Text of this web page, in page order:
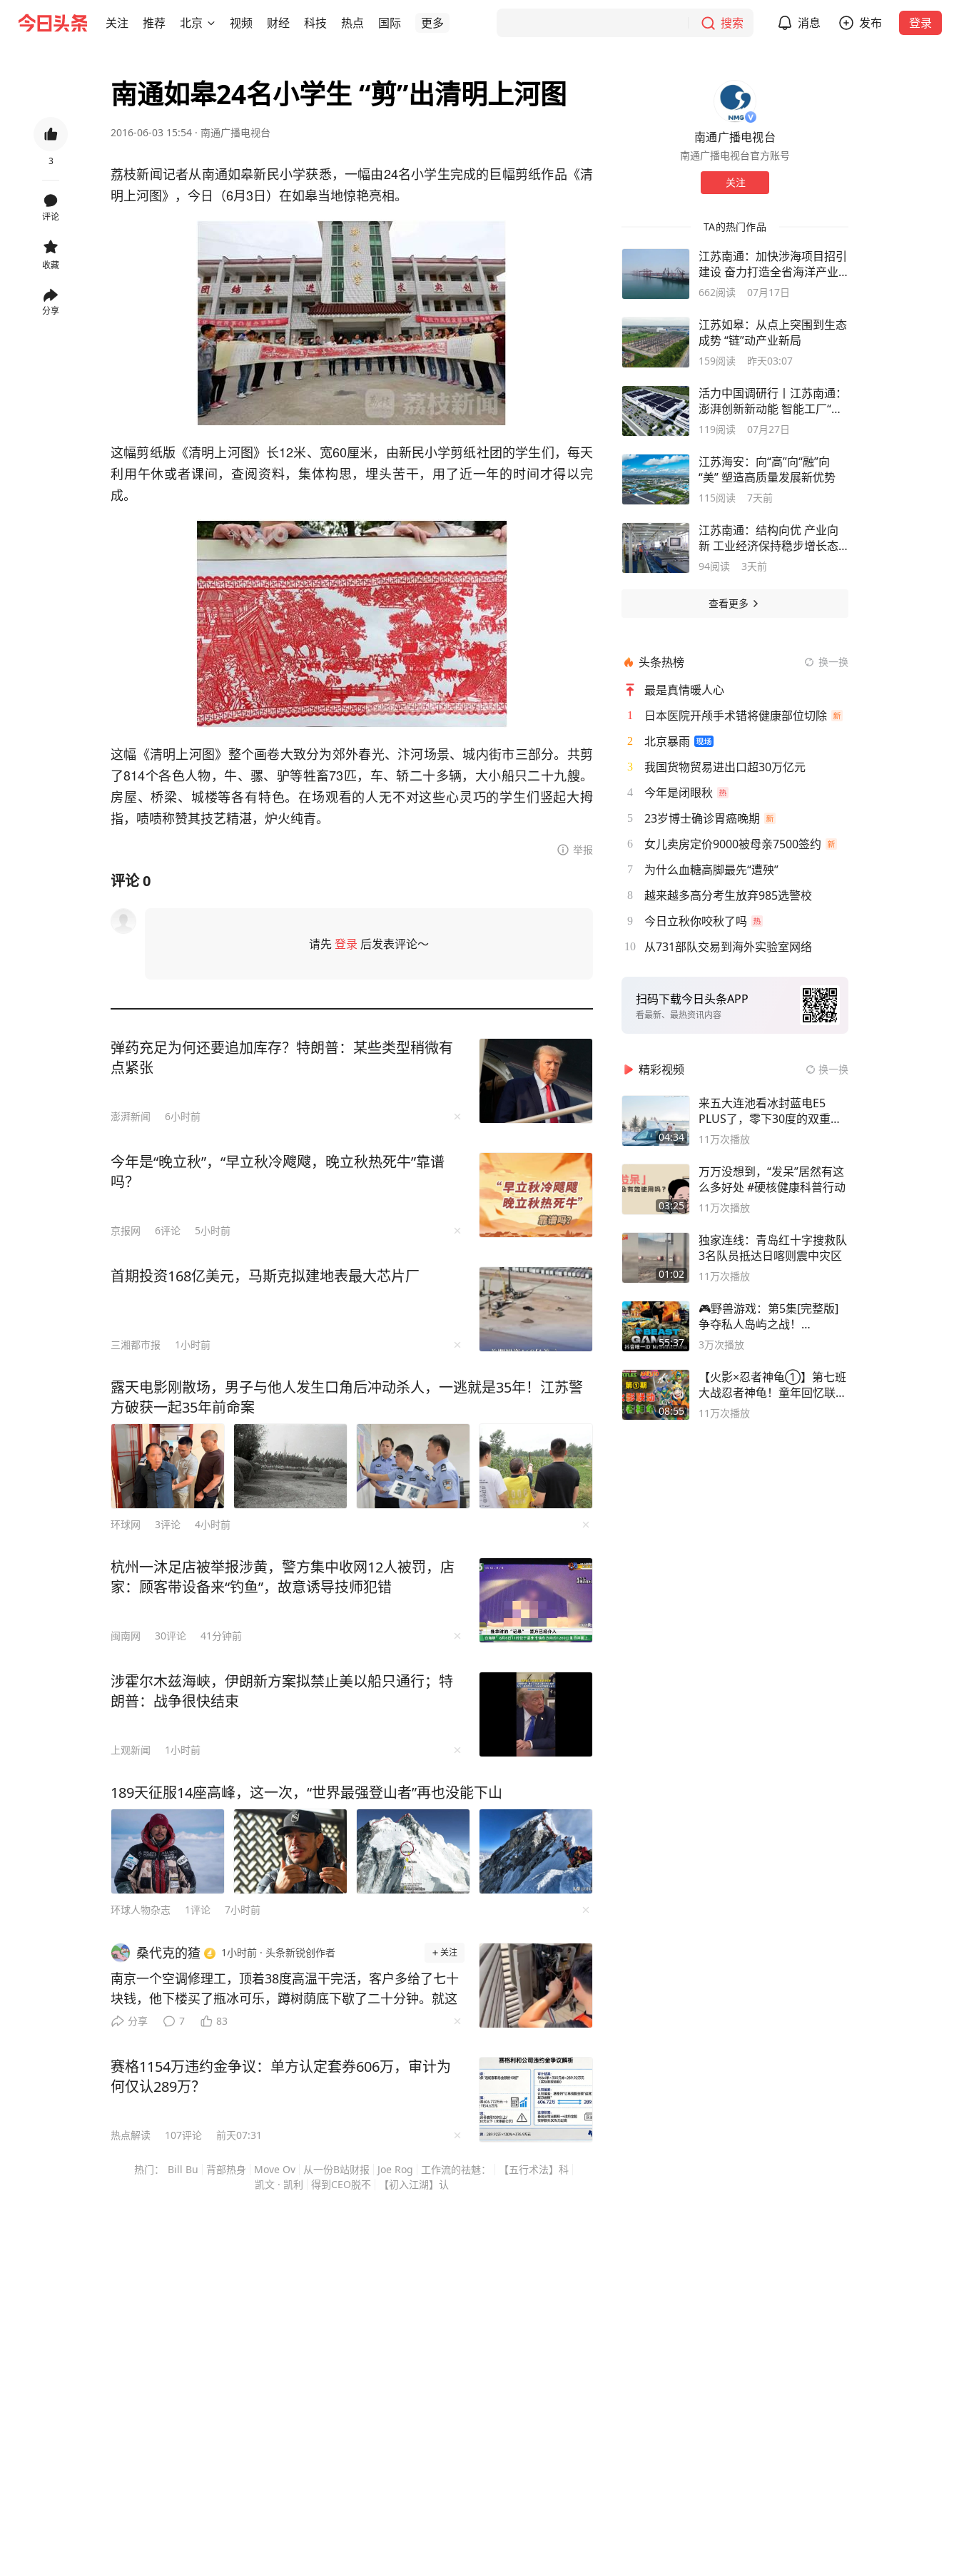
关注 推荐 北京 视频 财经 科技 热点 国际 更多 搜索 消息 发布 登录
3
评论
收藏
分享
南通如皋24名小学生 “剪”出清明上河图
2016-06-03 15:54 · 南通广播电视台
荔枝新闻记者从南通如皋新民小学获悉，一幅由24名小学生完成的巨幅剪纸作品《清
明上河图》，今日（6月3日）在如皋当地惊艳亮相。
这幅剪纸版《清明上河图》长12米、宽60厘米，由新民小学剪纸社团的学生们，每天
利用午休或者课间，查阅资料，集体构思，埋头苦干，用了近一年的时间才得以完
成。
这幅《清明上河图》整个画卷大致分为郊外春光、汴河场景、城内街市三部分。共剪
了814个各色人物，牛、骡、驴等牲畜73匹，车、轿二十多辆，大小船只二十九艘。
房屋、桥梁、城楼等各有特色。在场观看的人无不对这些心灵巧的学生们竖起大拇
指，啧啧称赞其技艺精湛，炉火纯青。
举报
评论0
请先登录 后发表评论～
弹药充足为何还要追加库存？特朗普：某些类型稍微有
点紧张
澎湃新闻 6小时前
今年是“晚立秋”，“早立秋冷飕飕，晚立秋热死牛”靠谱
吗？
京报网 6评论 5小时前
首期投资168亿美元，马斯克拟建地表最大芯片厂
三湘都市报 1小时前
露天电影刚散场，男子与他人发生口角后冲动杀人，一逃就是35年！江苏警
方破获一起35年前命案
环球网 3评论 4小时前
杭州一沐足店被举报涉黄，警方集中收网12人被罚，店
家：顾客带设备来“钓鱼”，故意诱导技师犯错
闽南网 30评论 41分钟前
涉霍尔木兹海峡，伊朗新方案拟禁止美以船只通行；特
朗普：战争很快结束
上观新闻 1小时前
189天征服14座高峰，这一次，“世界最强登山者”再也没能下山
环球人物杂志 1评论 7小时前
桑代克的猹 1小时前 · 头条新锐创作者 关注
南京一个空调修理工，顶着38度高温干完活，客户多给了七十
块钱，他下楼买了瓶冰可乐，蹲树荫底下歇了二十分钟。就这
画面，把客户一个大男人看得鼻子发酸。事情是这样的。 那天
8度。别说在太阳底下干活，就站着晒两分钟，后背的汗能把T
恤洇透一大片。 客户家那台用了快十年的老空调偏在这时候掉
链子，突然就不制冷了。屋里闷得像扣了个蒸笼，孩子热得直
师傅起码要等一两个小时才到，没想到不到四十分钟门铃就响
囊囊的工具包，后来才知道那包足有三十多斤重。 整件工作服
分享 7 83
赛格1154万违约金争议：单方认定套券606万，审计为
何仅认289万？
热点解读 107评论 前天07:31
热门： Bill Bu 背部热身 Move Ov 从一份B站财报 Joe Rog 工作流的祛魅：
【五行术法】科
凯文 · 凯利
得到CEO脱不 【初入江湖】认
南通广播电视台
南通广播电视台官方账号
关注
TA的热门作品
江苏南通：加快涉海项目招引
建设 奋力打造全省海洋产业
高质量发展先行区
662阅读 07月17日
江苏如皋：从点上突围到生态
成势 “链”动产业新局
159阅读 昨天03:07
活力中国调研行丨江苏南通：
澎湃创新新动能 智能工厂“软
硬兼修”
119阅读 07月27日
江苏海安：向“高”向“融”向
“美” 塑造高质量发展新优势
115阅读 7天前
江苏南通：结构向优 产业向
新 工业经济保持稳步增长态
势
94阅读 3天前
查看更多
头条热榜 换一换
最是真情暖人心
1 日本医院开颅手术错将健康部位切除
2 北京暴雨
3 我国货物贸易进出口超30万亿元
4 今年是闭眼秋
5 23岁博士确诊胃癌晚期
6 女儿卖房定价9000被母亲7500签约
7 为什么血糖高脚最先“遭殃”
8 越来越多高分考生放弃985选警校
9 今日立秋你咬秋了吗
10 从731部队交易到海外实验室网络
扫码下载今日头条APP
看最新、最热资讯内容
精彩视频 换一换
04:34
来五大连池看冰封蓝电E5
PLUS了，零下30度的双重冰
封40小时全录
11万次播放
03:25
万万没想到，“发呆”居然有这
么多好处 #硬核健康科普行动
11万次播放
01:02
独家连线：青岛红十字搜救队
3名队员抵达日喀则震中灾区
11万次播放
55:37
🎮野兽游戏：第5集[完整版]
争夺私人岛屿之战！
#MrBeastChina
3万次播放
08:55
【火影×忍者神龟①】第七班
大战忍者神龟！童年回忆联动
论武？
11万次播放